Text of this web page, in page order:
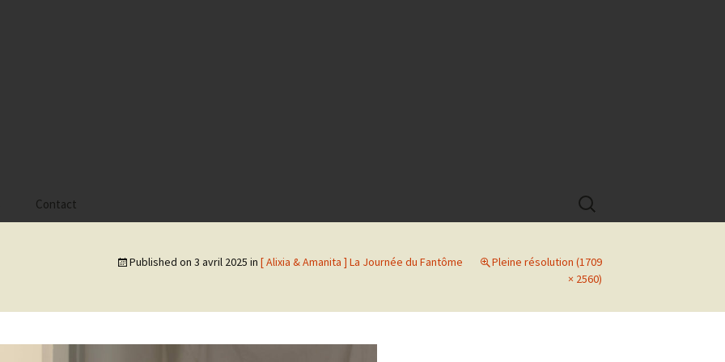
Mac Gregor
Contact
Rechercher :
Published on 3 avril 2025 in [ Alixia & Amanita ] La Journée du Fantôme
Pleine résolution (1709
× 2560)